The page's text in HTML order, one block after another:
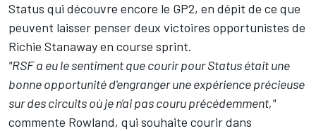
Status qui découvre encore le GP2, en dépit de ce que
peuvent laisser penser deux victoires opportunistes de
Richie Stanaway en course sprint.
"RSF a eu le sentiment que courir pour Status était une
bonne opportunité d'engranger une expérience précieuse
sur des circuits où je n'ai pas couru précédemment,"
commente Rowland, qui souhaite courir dans